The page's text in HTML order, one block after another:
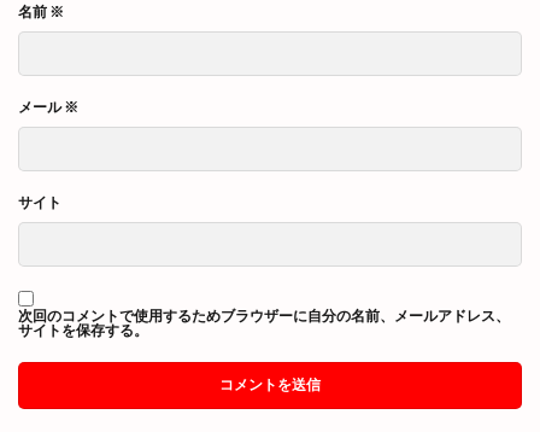
名前 ※
メール※
サイト
次回のコメントで使用するためブラウザーに自分の名前、メールアドレス、
サイトを保存する。